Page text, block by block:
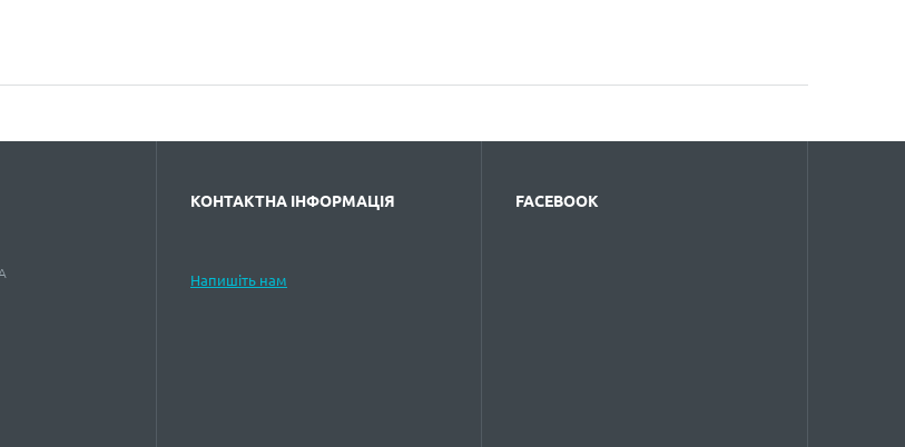
КОНТАКТНА ІНФОРМАЦІЯ
Напишіть нам
FACEBOOK